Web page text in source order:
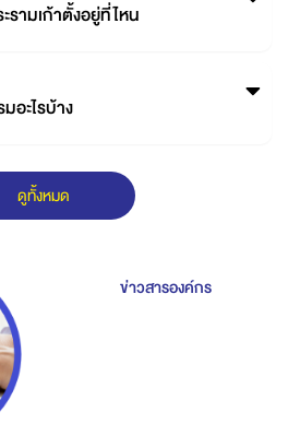
ามเก้าตั้งอยู่ที่ไหน
อะไรบ้าง
ดูทั้งหมด
ข่าวสารองค์กร